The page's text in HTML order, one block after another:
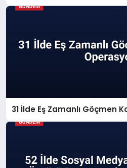
31 İlde Eş Zamanlı Göçmen